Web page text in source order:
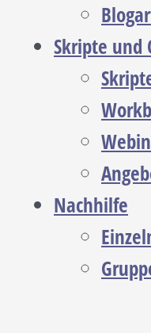
Skripte und
Nachhilfe